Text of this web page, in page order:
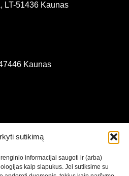
sutikimą
informacijai saugoti ir (arba)
kaip slapukus. Jei sutiksime su
LT-51436 Kaunas
Kaunas